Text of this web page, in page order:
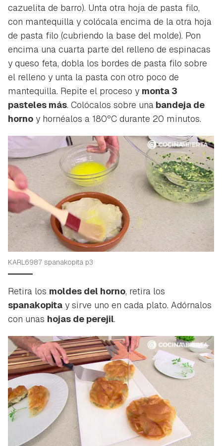
cazuelita de barro). Unta otra hoja de pasta filo,
con mantequilla y colócala encima de la otra hoja
de pasta filo (cubriendo la base del molde). Pon
encima una cuarta parte del relleno de espinacas
y queso feta, dobla los bordes de pasta filo sobre
el relleno y unta la pasta con otro poco de
mantequilla. Repite el proceso y monta 3
pasteles más. Colócalos sobre una bandeja de
horno y hornéalos a 180ºC durante 20 minutos.
KARL6987 spanakopita p3
Retira los moldes del horno, retira los
spanakopita y sirve uno en cada plato. Adórnalos
con unas hojas de perejil.